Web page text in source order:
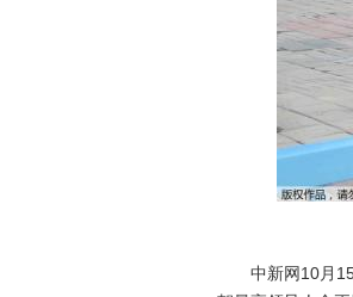
中新网10月15